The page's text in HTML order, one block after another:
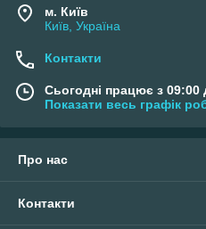
м. Київ
Київ, Україна
Контакти
Сьогодні працює з 09:00
Показати весь графік
Про нас
Контакти